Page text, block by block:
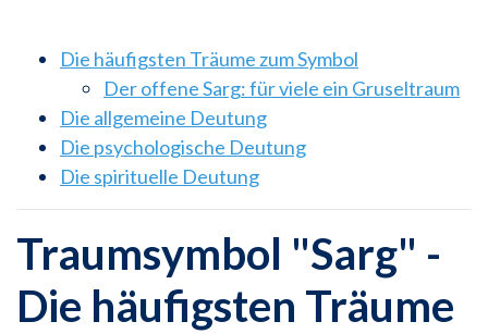
Die häufigsten Träume zum Symbol
Der offene Sarg: für viele ein Gruseltraum
Die allgemeine Deutung
Die psychologische Deutung
Die spirituelle Deutung
Traumsymbol "Sarg" -
Die häufigsten Träume